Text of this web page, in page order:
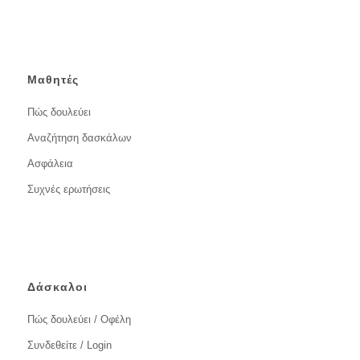
Μαθητές
Πώς δουλεύει
Αναζήτηση δασκάλων
Ασφάλεια
Συχνές ερωτήσεις
Δάσκαλοι
Πώς δουλεύει / Οφέλη
Συνδεθείτε / Login